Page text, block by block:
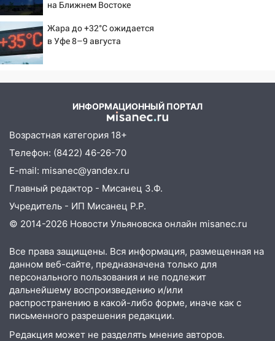
12:34
На Ульяновскую область
надвигается сильнейшая непогода: град
и шквал до 27 м/с
12:31
столкнулись «Лада» и Chevrolet:
пострадал 14-летний подросток
12:00
Где есть бензин в Ульяновске 7
августа: список АЗС
11:50 Заснул рядом с ребёнком и
случайно задушил его: суд вынес
приговор
11:38
В Ленинском районе пожар
полностью уничтожил дачный дом и
сарай
11:38 В Госдуме предложили отменить
ЕГЭ с 2027 года
11:25 В Ульяновске ИИ будет выявлять
нарушителей на контейнерных
на Ближнем Востоке
Жара до +32°C ожидается
в Уфе 8–9 августа
ИНФОРМАЦИОННЫЙ ПОРТАЛ
Возрастная категория 18+
Телефон: (8422) 46-26-70
E-mail: misanec@yandex.ru
Главный редактор - Мисанец З.Ф.
Учредитель - ИП Мисанец Р.Р.
© 2014-2026 Новости Ульяновска онлайн misanec.ru
Все права защищены. Вся информация, размещенная на
данном веб-сайте, предназначена только для
персонального пользования и не подлежит
дальнейшему воспроизведению и/или
распространению в какой-либо форме, иначе как с
письменного разрешения редакции.
Редакция может не разделять мнение авторов.